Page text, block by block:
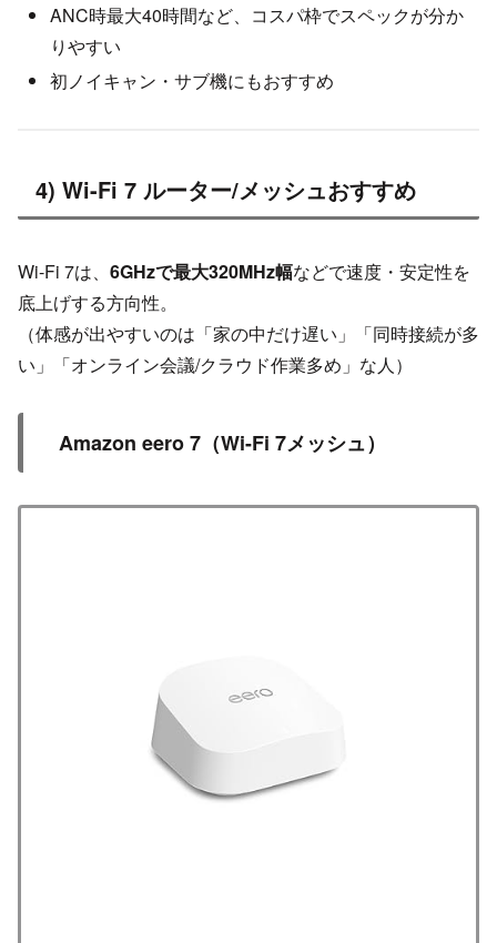
ANC時最大40時間など、コスパ枠でスペックが分か
りやすい
初ノイキャン・サブ機にもおすすめ
4) Wi-Fi 7 ルーター/メッシュおすすめ
Wi-Fi 7は、 6GHzで最大320MHz幅などで速度・安定性を
底上げする方向性。
（体感が出やすいのは「家の中だけ遅い」「同時接続が多
い」「オンライン会議/クラウド作業多め」な人）
Amazon eero 7（Wi-Fi 7メッシュ）